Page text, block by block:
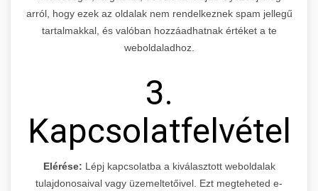
arról, hogy ezek az oldalak nem rendelkeznek spam jellegű
tartalmakkal, és valóban hozzáadhatnak értéket a te
weboldaladhoz.
3.
Kapcsolatfelvétel
Elérése: Lépj kapcsolatba a kiválasztott weboldalak
tulajdonosaival vagy üzemeltetőivel. Ezt megteheted e-